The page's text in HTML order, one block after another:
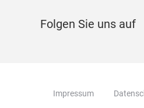
Folgen Sie uns auf
Impressum